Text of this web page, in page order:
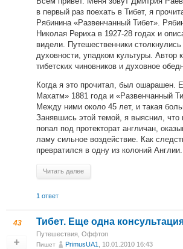
в первый раз поехать в Тибет, я
Рябинина «Развенчанный Тибет».
Николая Рериха в 1927-28 годах и
видели. Путешественники
духовности, упадком культуры. Автор
тибетских чиновников и духовное
Когда я это прочитал, был ошарашен.
Махатм» 1881 года и «Развенчанный
Между ними около 45 лет, и такая
Занявшись этой темой, я выяснил, что
попал под протекторат англичан,
ламу сильное воздействие. Как
превратился в одну из колоний Англии.
Читать далее
1 ответ
43 Тибет. Еще одна
Путешествия Оффтоп
Пишет PrimusUA1 , 10.01.2010 16:43